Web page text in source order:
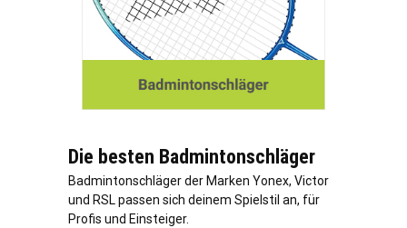
Die besten Badmintonschläger
Badmintonschläger der Marken Yonex, Victor
und RSL passen sich deinem Spielstil an, für
Profis und Einsteiger.